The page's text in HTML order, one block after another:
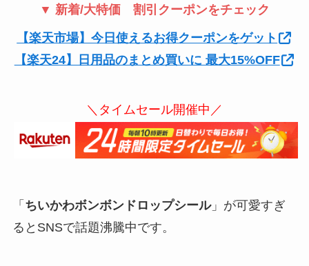
▼ 新着/大特価 割引クーポンをチェック
【楽天市場】今日使えるお得クーポンをゲット
【楽天24】日用品のまとめ買いに 最大15%OFF
＼タイムセール開催中／
「 ちいかわボンボンドロップシール」が可愛すぎ
るとSNSで話題沸騰中です。